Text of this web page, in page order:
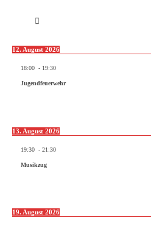
12. August 2026
18:00 - 19:30
Jugendfeuerwehr
13. August 2026
19:30 - 21:30
Musikzug
19. August 2026